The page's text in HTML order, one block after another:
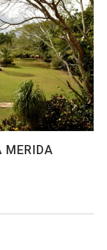
MERIDA